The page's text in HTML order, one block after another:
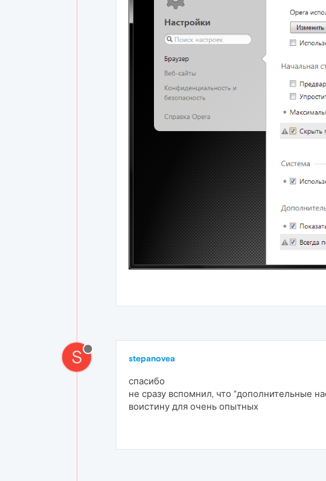
S stepanovea
спасибо
не сразу вспомнил, что "дополнительные
воистину для очень опытных